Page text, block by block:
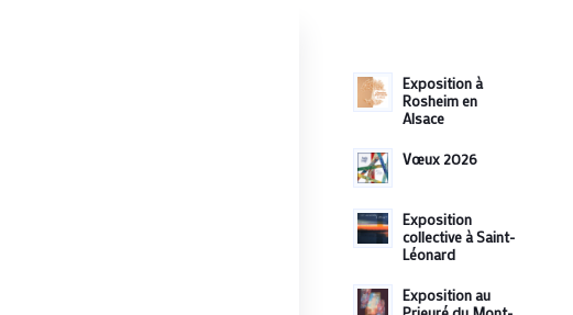
Exposition à
Rosheim en
Alsace
Vœux 2026
Exposition
collective à Saint-
Léonard
Exposition au